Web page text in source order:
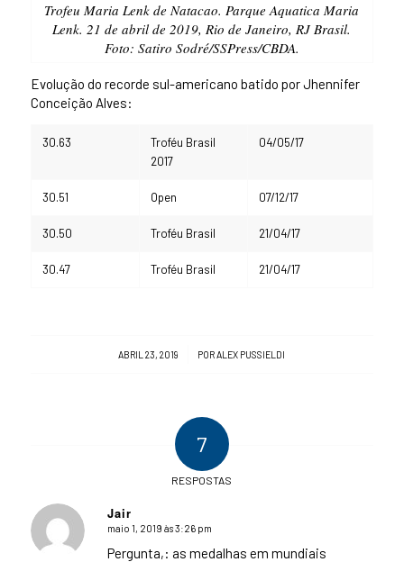
Trofeu Maria Lenk de Natacao. Parque Aquatica Maria
Lenk. 21 de abril de 2019, Rio de Janeiro, RJ Brasil.
Foto: Satiro Sodré/SSPress/CBDA.
Evolução do recorde sul-americano batido por Jhennifer
Conceição Alves:
30.63
Troféu Brasil
2017
04/05/17
30.51 Open 07/12/17
30.50 Troféu Brasil 21/04/17
30.47 Troféu Brasil 21/04/17
ABRIL 23, 2019
/ POR ALEX PUSSIELDI
7
RESPOSTAS
Jair
says:
maio 1, 2019 às 3:26 pm
Pergunta,: as medalhas em mundiais